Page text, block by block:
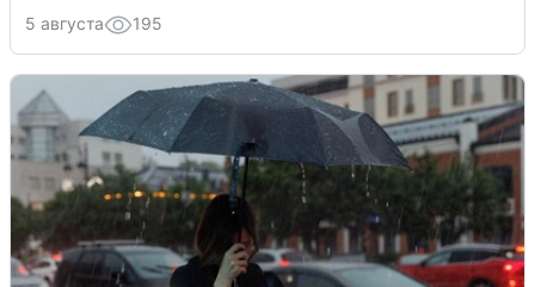
5 августа 195